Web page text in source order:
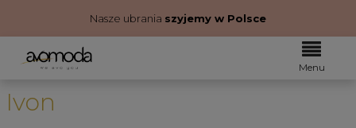
Nasze ubrania szyjemy w Polsce
Ivon